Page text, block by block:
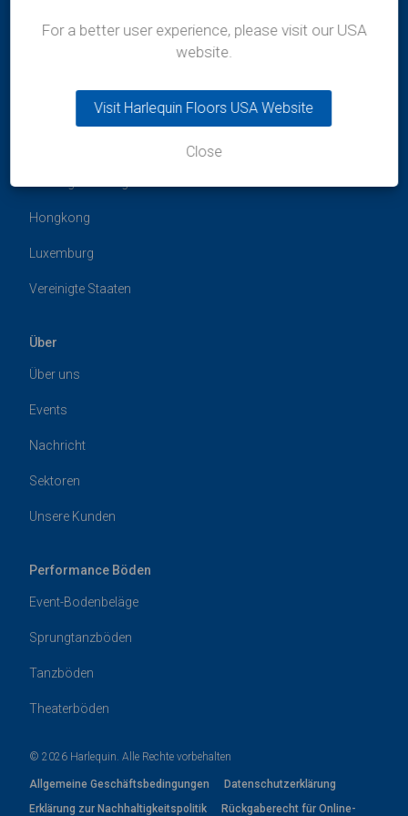
Hongkong
Luxemburg
Vereinigte Staaten
Über
Über uns
Events
Nachricht
Sektoren
Unsere Kunden
Performance Böden
Event-Bodenbeläge
Sprungtanzböden
Tanzböden
Theaterböden
© 2026 Harlequin. Alle Rechte vorbehalten
Allgemeine Geschäftsbedingungen
Datenschutzerklärung
Erklärung zur Nachhaltigkeitspolitik
Rückgaberecht für Online-
For a better user experience, please visit our USA
website.
Visit Harlequin Floors USA Website
Close